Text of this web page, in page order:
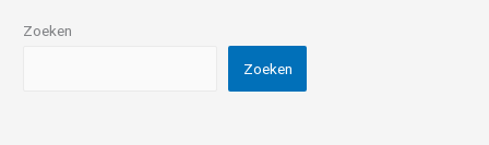
Zoeken
Zoeken